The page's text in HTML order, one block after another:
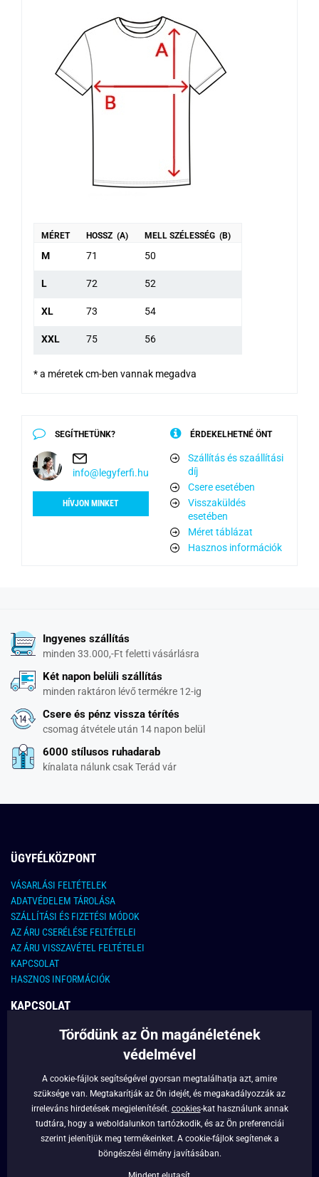
MÉRET HOSSZ (A) MELL SZÉLESSÉG (B)
M 71 50
L 72 52
XL 73 54
XXL 75 56
* a méretek cm-ben vannak megadva
SEGÍTHETÜNK?
info@legyferfi.hu
HÍVJON MINKET
ÉRDEKELHETNÉ ÖNT
Szállítás és szaállítási
díj
Csere esetében
Visszaküldés
esetében
Méret táblázat
Hasznos információk
Ingyenes szállítás
minden 33.000,-Ft feletti vásárlásra
Két napon belüli szállítás
minden raktáron lévő termékre 12-ig
Csere és pénz vissza térítés
csomag átvétele után 14 napon belül
6000 stílusos ruhadarab
kínalata nálunk csak Terád vár
ÜGYFÉLKÖZPONT
VÁSARLÁSI FELTÉTELEK
ADATVÉDELEM TÁROLÁSA
SZÁLLÍTÁSI ÉS FIZETÉSI MÓDOK
AZ ÁRU CSERÉLÉSE FELTÉTELEI
AZ ÁRU VISSZAVÉTEL FELTÉTELEI
KAPCSOLAT
HASZNOS INFORMÁCIÓK
KAPCSOLAT
E-MAIL CÍM:
FONTOS INFORMÁCIÓK
RÓLUNK
BLOG
FACEBOOK
Törődünk az Ön magánéletének
védelmével
A cookie-fájlok segítségével gyorsan megtalálhatja azt, amire
szüksége van. Megtakarítják az Ön idejét, és megakadályozzák az
irreleváns hirdetések megjelenítését. cookies-kat használunk annak
tudtára, hogy a weboldalunkon tartózkodik, és az Ön preferenciái
szerint jelenítjük meg termékeinket. A cookie-fájlok segítenek a
böngészési élmény javításában.